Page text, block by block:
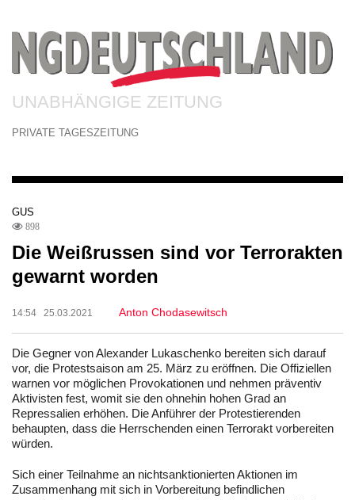
UNABHÄNGIGE ZEITUNG
PRIVATE TAGESZEITUNG
GUS
898
Die Weißrussen sind vor Terrorakten
gewarnt worden
14:54 25.03.2021 Anton Chodasewitsch
Die Gegner von Alexander Lukaschenko bereiten sich darauf
vor, die Protestsaison am 25. März zu eröffnen. Die Offiziellen
warnen vor möglichen Provokationen und nehmen präventiv
Aktivisten fest, womit sie den ohnehin hohen Grad an
Repressalien erhöhen. Die Anführer der Protestierenden
behaupten, dass die Herrschenden einen Terrorakt vorbereiten
würden.
Sich einer Teilnahme an nichtsanktionierten Aktionen im
Zusammenhang mit sich in Vorbereitung befindlichen